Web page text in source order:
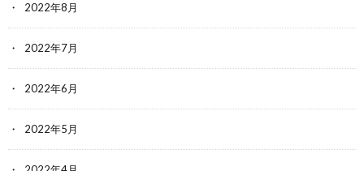
2022年8月
2022年7月
2022年6月
2022年5月